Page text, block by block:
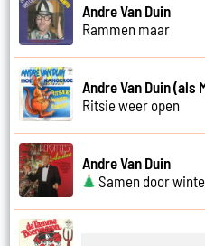
Andre Van Duin
Rammen maar
Andre Van Duin (als
Ritsie weer open
Andre Van Duin
Samen door